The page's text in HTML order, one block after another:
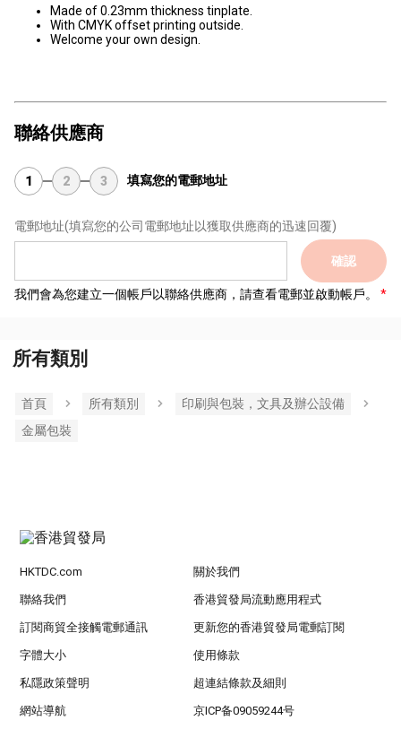
Made of 0.23mm thickness tinplate.
With CMYK offset printing outside.
Welcome your own design.
聯絡供應商
1 2 3 填寫您的電郵地址
電郵地址(填寫您的公司電郵地址以獲取供應商的迅速回覆)
確認
我們會為您建立一個帳戶以聯絡供應商，請查看電郵並啟動帳戶。
所有類別
首頁 所有類別
印刷與包裝，文具及辦公設備
金屬包裝
HKTDC.com 關於我們
聯絡我們 香港貿發局流動應用程式
訂閱商貿全接觸電郵通訊 更新您的香港貿發局電郵訂閱
字體大小 使用條款
私隱政策聲明 超連結條款及細則
網站導航 京ICP备09059244号